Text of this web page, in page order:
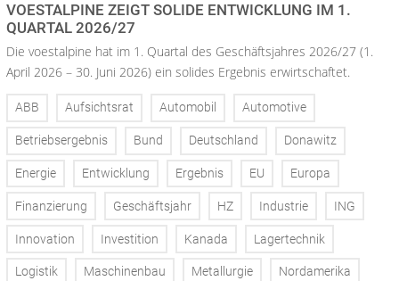
VOESTALPINE ZEIGT SOLIDE ENTWICKLUNG IM 1.
QUARTAL 2026/27
Die voestalpine hat im 1. Quartal des Geschäftsjahres 2026/27 (1.
April 2026 – 30. Juni 2026) ein solides Ergebnis erwirtschaftet.
ABB Aufsichtsrat Automobil Automotive
Betriebsergebnis Bund Deutschland Donawitz
Energie Entwicklung Ergebnis EU Europa
Finanzierung Geschäftsjahr HZ Industrie ING
Innovation Investition Kanada Lagertechnik
Logistik Maschinenbau Metallurgie Nordamerika